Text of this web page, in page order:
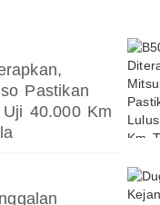
Pastikan
40.000 Km